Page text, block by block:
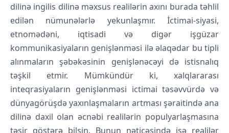
dilinə ingilis dilinə məxsus realilərin axını burada təhlil
edilən nümunələrlə yekunlaşmır. İctimai-siyasi,
etnomədəni, iqtisadi və digər işgüzar
kommunikasiyaların genişlənməsi ilə əlaqədar bu tipli
alınmaların şəbəkəsinin genişlənəcəyi də istisnalıq
təşkil etmir. Mümkündür ki, xalqlararası
inteqrasiyaların genişlənməsi ictimai təsəvvürdə və
dünyagörüşdə yaxınlaşmaların artması şəraitində ana
dilinə daxil olan əcnəbi realilərin populyarlaşmasına
təsir göstərə bilsin. Bunun nəticəsində isə realilər